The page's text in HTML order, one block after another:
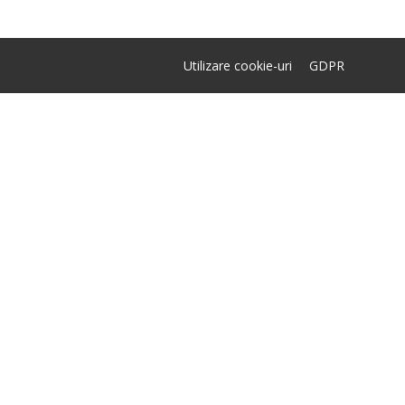
Utilizare cookie-uri GDPR